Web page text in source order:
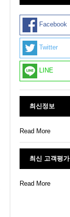
Facebook
Twitter
LINE
최신정보
Read More
최신 고객평가
Read More